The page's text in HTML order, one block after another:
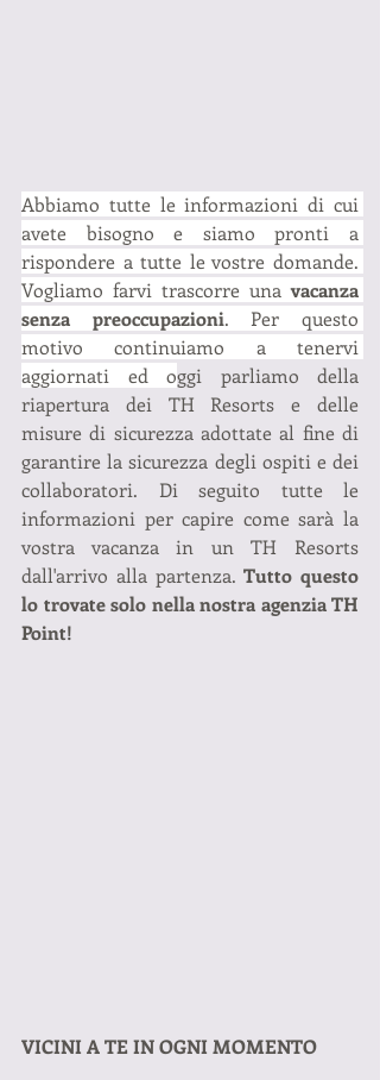
Abbiamo tutte le informazioni di cui
avete bisogno e siamo pronti a
rispondere a tutte le vostre domande.
Vogliamo farvi trascorre una vacanza
senza preoccupazioni. Per questo
motivo continuiamo a tenervi
aggiornati ed oggi parliamo della
riapertura dei TH Resorts e delle
misure di sicurezza adottate al fine di
garantire la sicurezza degli ospiti e dei
collaboratori.
Di seguito tutte le
informazioni per capire come sarà la
vostra vacanza in un TH Resorts
dall'arrivo alla partenza. Tutto questo
lo trovate solo nella nostra agenzia TH
Point!
VICINI A TE IN OGNI MOMENTO